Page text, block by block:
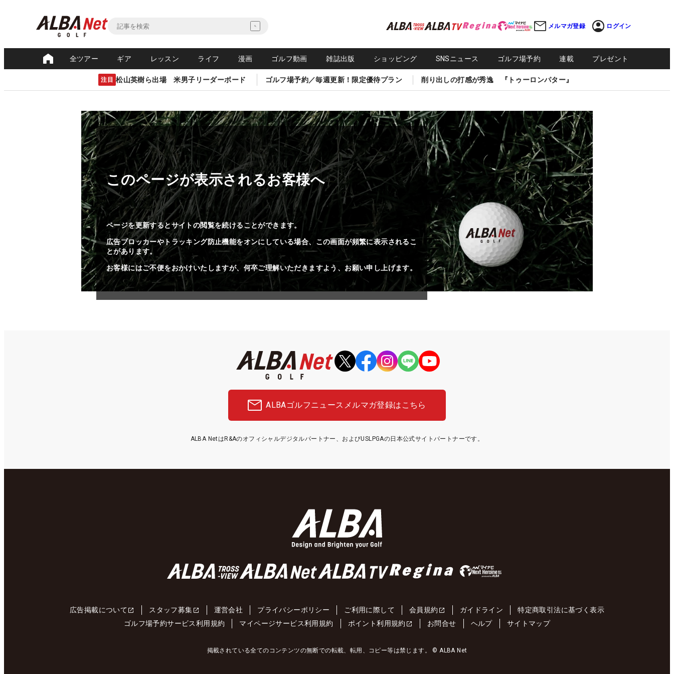
メルマガ登録 ログイン
全ツアー ギア レッスン ライフ 漫画 ゴルフ動画 雑誌出版 ショッピング SNSニュース ゴルフ場予約 連載 プレゼント
注目 松山英樹ら出場 米男子リーダーボード ゴルフ場予約／毎週更新！限定優待プラン 削り出しの打感が秀逸 『トゥーロンパター』
このページが表示されるお客様へ
ページを更新するとサイトの閲覧を続けることができます。
広告ブロッカーやトラッキング防止機能をオンにしている場合、この画面が頻繁に表示されるこ
とがあります。
お客様にはご不便をおかけいたしますが、何卒ご理解いただきますよう、お願い申し上げます。
ALBAゴルフニュース メルマガ登録はこちら
ALBA NetはR&Aのオフィシャルデジタルパートナー、およびUSLPGAの日本公式サイトパートナーです。
広告掲載について スタッフ募集 運営会社 プライバシーポリシー ご利用に際して 会員規約 ガイドライン
特定商取引法に基づく表示
ゴルフ場予約サービス利用規約
マイページサービス利用規約 ポイント利用規約 お問合せ ヘルプ サイトマップ
掲載されている全てのコンテンツの無断での転載、転用、コピー等は禁じます。 © ALBA Net